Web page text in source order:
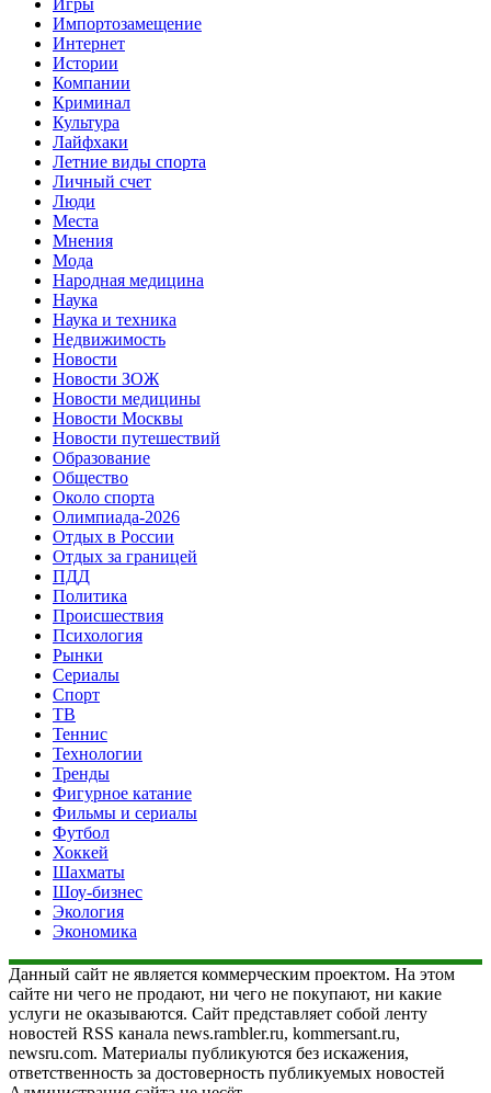
Импортозамещение
Интернет
Истории
Компании
Криминал
Культура
Лайфхаки
Летние виды спорта
Личный счет
Люди
Места
Мнения
Мода
Народная медицина
Наука
Наука и техника
Недвижимость
Новости
Новости ЗОЖ
Новости медицины
Новости Москвы
Новости путешествий
Образование
Общество
Около спорта
Олимпиада-2026
Отдых в России
Отдых за границей
ПДД
Политика
Происшествия
Психология
Рынки
Сериалы
Спорт
ТВ
Теннис
Технологии
Тренды
Фигурное катание
Фильмы и сериалы
Футбол
Хоккей
Шахматы
Шоу-бизнес
Экология
Экономика
Данный сайт не является коммерческим проектом. На этом
сайте ни чего не продают, ни чего не покупают, ни какие
услуги не оказываются. Сайт представляет собой ленту
новостей RSS канала news.rambler.ru, kommersant.ru,
newsru.com. Материалы публикуются без искажения,
ответственность за достоверность публикуемых новостей